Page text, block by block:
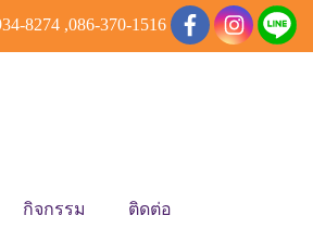
8274 ,086-370-1516
กิจกรรม ติดต่อ